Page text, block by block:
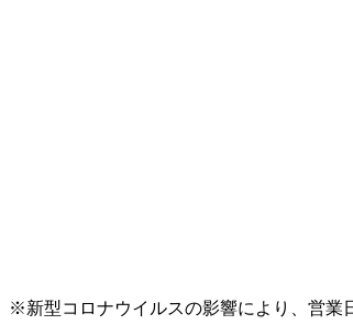
※新型コロナウイルスの影響により、営業